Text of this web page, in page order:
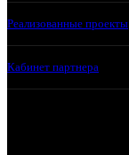
Реализованные проекты
Кабинет партнера